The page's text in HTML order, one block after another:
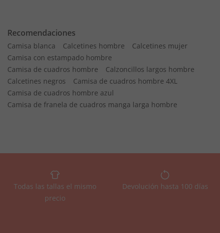
Recomendaciones
Camisa blanca Calcetines hombre
Calcetines mujer
Camisa con estampado hombre
Camisa de cuadros hombre
Calzoncillos largos hombre
Calcetines negros
Camisa de cuadros hombre 4XL
Camisa de cuadros hombre azul
Camisa de franela de cuadros manga larga hombre
Todas las tallas el mismo
precio
Devolución hasta 100 días